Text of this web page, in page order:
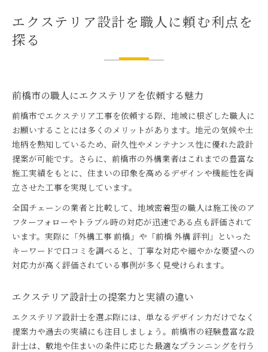
エクステリア設計を職人に頼む利点を
探る
前橋市の職人にエクステリアを依頼する魅力
前橋市でエクステリア工事を依頼する際、地域に根ざした職人に
お願いすることには多くのメリットがあります。地元の気候や土
地柄を熟知しているため、耐久性やメンテナンス性に優れた設計
提案が可能です。さらに、前橋市の外構業者はこれまでの豊富な
施工実績をもとに、住まいの印象を高めるデザインや機能性を両
立させた工事を実現しています。
全国チェーンの業者と比較して、地域密着型の職人は施工後のア
フターフォローやトラブル時の対応が迅速である点も評価されて
います。実際に「外構工事 前橋」や「前橋 外構 評判」といった
キーワードで口コミを調べると、丁寧な対応や細やかな要望への
対応力が高く評価されている事例が多く見受けられます。
エクステリア設計士の提案力と実績の違い
エクステリア設計士を選ぶ際には、単なるデザイン力だけでなく
提案力や過去の実績にも注目しましょう。前橋市の経験豊富な設
計士は、敷地や住まいの条件に応じた最適なプランニングを行う